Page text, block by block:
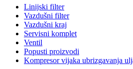
Linijski filter
Vazdušni filter
Vazdušni kraj
Servisni komplet
Ventil
Popusti proizvodi
Kompresor vijaka ubrizgavanja